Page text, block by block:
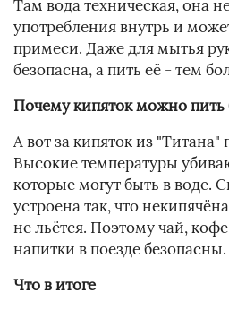
Там вода техническая, она
употребления внутрь и
примеси. Даже для мытья
безопасна, а пить её - тем
Почему кипяток можно пить
А вот за кипяток из "Титана"
Высокие температуры
которые могут быть в воде.
устроена так, что
не льётся. Поэтому чай,
напитки в поезде безопасны.
Что в итоге